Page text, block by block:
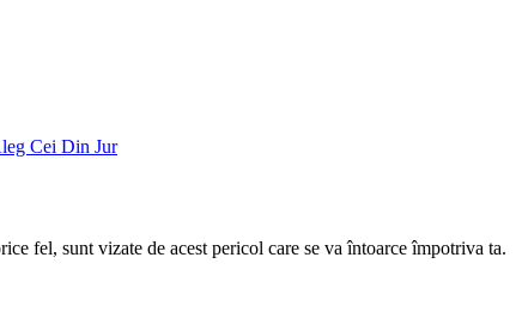
fel, sunt vizate de acest pericol care se va întoarce împotriva ta.